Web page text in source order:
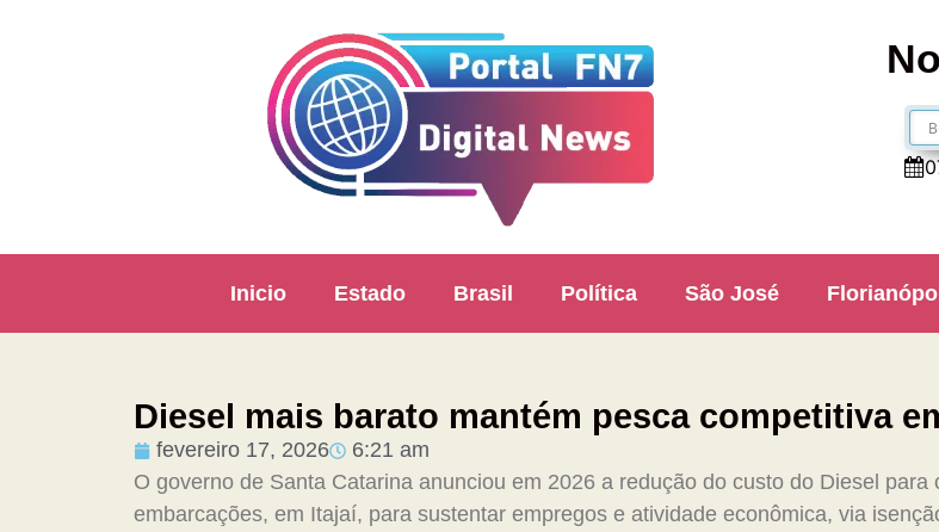
Inicio Estado Brasil Política São José
Diesel mais barato mantém pesca competitiva
fevereiro 17, 2026
6:21 am
O governo de Santa Catarina anunciou em 2026 a redução do custo do Diesel para
embarcações, em Itajaí, para sustentar empregos e atividade econômica, via